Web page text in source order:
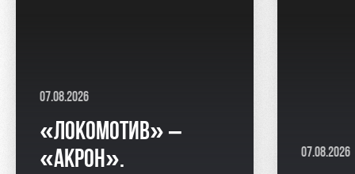
07.08.2026
«ЛОКОМОТИВ» –
«АКРОН».
07.08.2026